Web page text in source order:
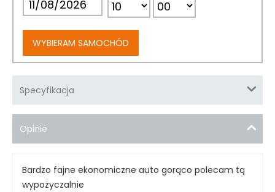
WYBIERAM SAMOCHÓD
Specyfikacja
Opinie
Bardzo fajne ekonomiczne auto gorąco polecam tą
wypożyczalnie